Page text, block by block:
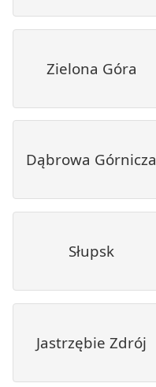
Zielona Góra
Dąbrowa Górnicza
Słupsk
Jastrzębie Zdrój